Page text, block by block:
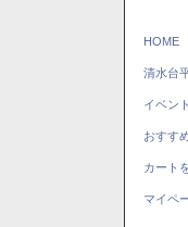
HOME
清水台
イベン
おすす
カート
マイペ